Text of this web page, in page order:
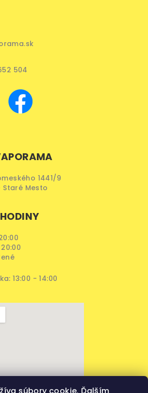
504
1441/9
Staré Mesto
13:00 - 14:00